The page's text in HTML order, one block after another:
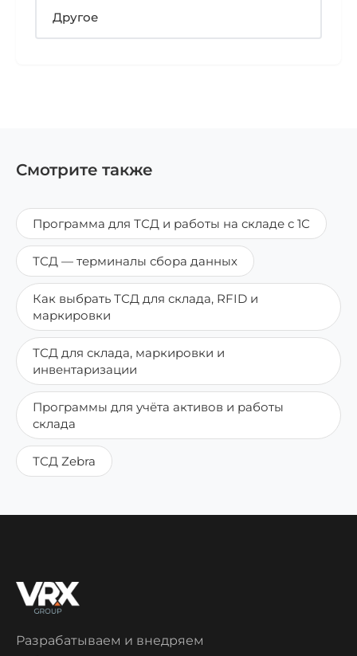
Другое
Смотрите также
Программа для ТСД и работы на складе с 1С
ТСД — терминалы сбора данных
Как выбрать ТСД для склада, RFID и
маркировки
ТСД для склада, маркировки и
инвентаризации
Программы для учёта активов и работы
склада
ТСД Zebra
Разрабатываем и внедряем